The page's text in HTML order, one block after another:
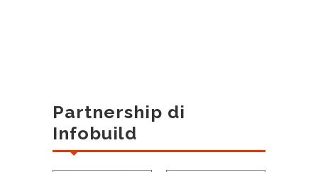
Partnership di
Infobuild